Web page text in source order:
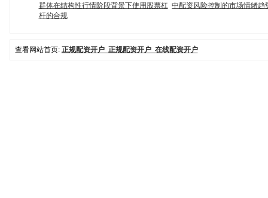
群体在结构性行情阶段背景下使用股票杠
杆的合规
中配资风险控制的市场情绪趋
查看网站首页: 正规配资开户_正规配资开户_在线配资开户